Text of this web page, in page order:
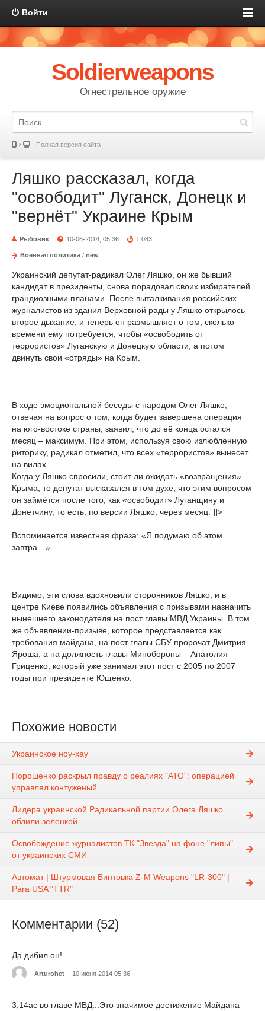
Войти
Soldierweapons
Огнестрельное оружие
Полная версия сайта
Ляшко рассказал, когда
"освободит" Луганск, Донецк и
"вернёт" Украине Крым
Рыбовик 10-06-2014, 05:36 1 083
Военная политика / new
Украинский депутат-радикал Олег Ляшко, он же бывший
кандидат в президенты, снова порадовал своих избирателей
грандиозными планами. После выталкивания российских
журналистов из здания Верховной рады у Ляшко открылось
второе дыхание, и теперь он размышляет о том, сколько
времени ему потребуется, чтобы «освободить от
террористов» Луганскую и Донецкую области, а потом
двинуть свои «отряды» на Крым.
В ходе эмоциональной беседы с народом Олег Ляшко,
отвечая на вопрос о том, когда будет завершена операция
на юго-востоке страны, заявил, что до её конца остался
месяц – максимум. При этом, используя свою излюбленную
риторику, радикал отметил, что всех «террористов» вынесет
на вилах.
Когда у Ляшко спросили, стоит ли ожидать «возвращения»
Крыма, то депутат высказался в том духе, что этим вопросом
он займётся после того, как «освободит» Луганщину и
Донетчину, то есть, по версии Ляшко, через месяц. ]]>
Вспоминается известная фраза: «Я подумаю об этом
завтра…»
Видимо, эти слова вдохновили сторонников Ляшко, и в
центре Киеве появились объявления с призывами назначить
нынешнего законодателя на пост главы МВД Украины. В том
же объявлении-призыве, которое представляется как
требования майдана, на пост главы СБУ пророчат Дмитрия
Яроша, а на должность главы Минобороны – Анатолия
Гриценко, который уже занимал этот пост с 2005 по 2007
годы при президенте Ющенко.
Похожие новости
Украинское ноу-хау
Порошенко раскрыл правду о реалиях "АТО": операцией
управлял контуженый
Лидера украинской Радикальной партии Олега Ляшко
облили зеленкой
Освобождение журналистов ТК "Звезда" на фоне "липы"
от украинских СМИ
Автомат | Штурмовая Винтовка Z-M Weapons "LR-300" |
Para USA "TTR"
Комментарии (52)
Да дибил он!
Arturohet 10 июня 2014 05:36
3,14ас во главе МВД...Это значимое достижение Майдана